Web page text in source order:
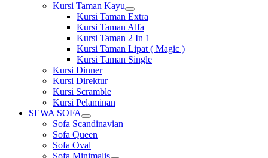
Kursi Taman Kayu
Show
sub
menu
Kursi Taman Extra
Kursi Taman Alfa
Kursi Taman 2 In 1
Kursi Taman Lipat ( Magic )
Kursi Taman Single
Kursi Dinner
Kursi Direktur
Kursi Scramble
Kursi Pelaminan
SEWA SOFA
Show
sub
menu
Sofa Scandinavian
Sofa Queen
Sofa Oval
Sofa Minimalis